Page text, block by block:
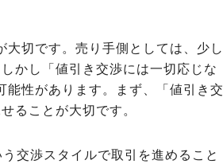
切です。売り手側としては、少し
かし「値引き交渉には一切応じな
性があります。まず、「値引き交
ることが大切です。
交渉スタイルで取引を進めること